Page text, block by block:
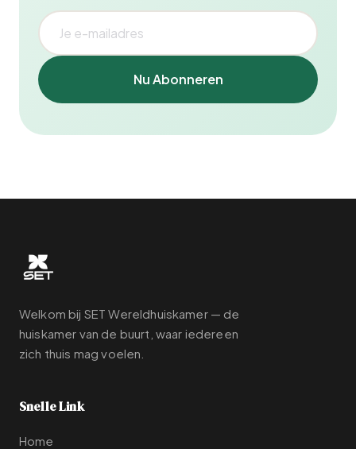
Nu Abonneren
Welkom bij SET Wereldhuiskamer — de
huiskamer van de buurt, waar iedereen
zich thuis mag voelen.
Snelle Link
Home